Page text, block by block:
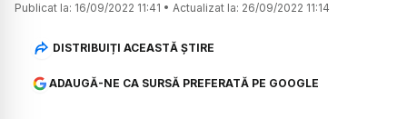
Publicat la: 16/09/2022 11:41 • Actualizat la: 26/09/2022 11:14
DISTRIBUIȚI ACEASTĂ ȘTIRE
ADAUGĂ-NE CA SURSĂ PREFERATĂ PE GOOGLE